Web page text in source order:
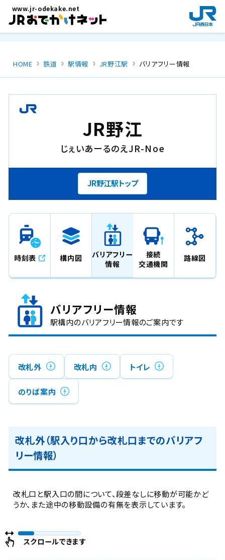
メインコンテンツにスキップ
www.jr-odekake.net
新
規
ウ
で
HOME 鉄道 駅情報 JR野江駅 バリアフリー情報
JR野江
じぇいあーるのえJR-Noe
JR野江駅トップ
時刻表 構内図
バリアフリー
情報
接続
交通機関
路線図
バリアフリー情報
駅構内のバリアフリー情報のご案内です
改札外 改札内 トイレ
のりば案内
改札外（駅入り口から改札口までのバリアフ
リー情報）
改札口と駅入口の間について、段差なしに移動が可能かど
うか、また途中の移動設備の有無を表示しています。
スクロールできます